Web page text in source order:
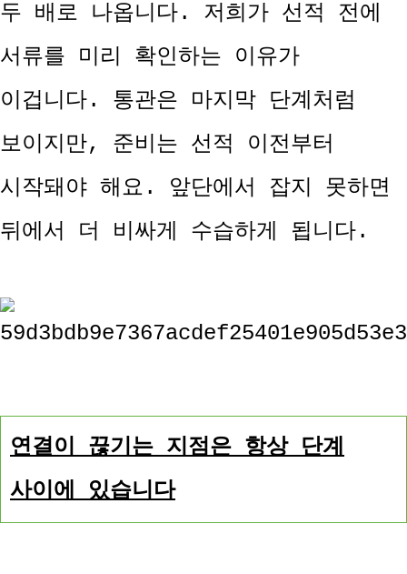
두 배로 나옵니다. 저희가 선적 전에
서류를 미리 확인하는 이유가
이겁니다. 통관은 마지막 단계처럼
보이지만, 준비는 선적 이전부터
시작돼야 해요. 앞단에서 잡지 못하면
뒤에서 더 비싸게 수습하게 됩니다.
연결이 끊기는 지점은 항상 단계
사이에 있습니다